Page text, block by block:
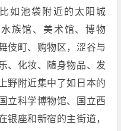
如池袋附近的太阳城
族馆、美术馆、博物
伎町、购物区，涩谷与
、化妆、随身物品、发
野附近集中了如日本的
立科学博物馆、国立西
银座和新宿的主街道，